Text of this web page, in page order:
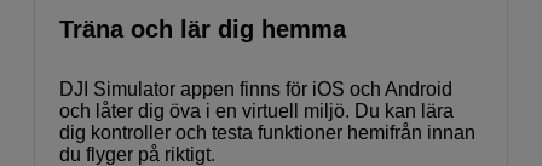
Träna och lär dig hemma
DJI Simulator appen finns för iOS och Android
och låter dig öva i en virtuell miljö. Du kan lära
dig kontroller och testa funktioner hemifrån innan
du flyger på riktigt.